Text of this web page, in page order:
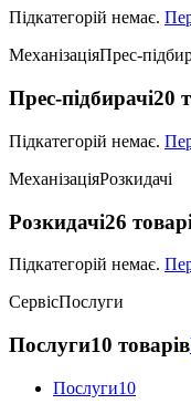
Підкатегорій немає.
МеханізаціяПрес-
Прес-підбирачі20
Підкатегорій немає.
МеханізаціяРозкидачі
Розкидачі26
Підкатегорій немає.
СервісПослуги
Послуги10 товарів
Послуги10